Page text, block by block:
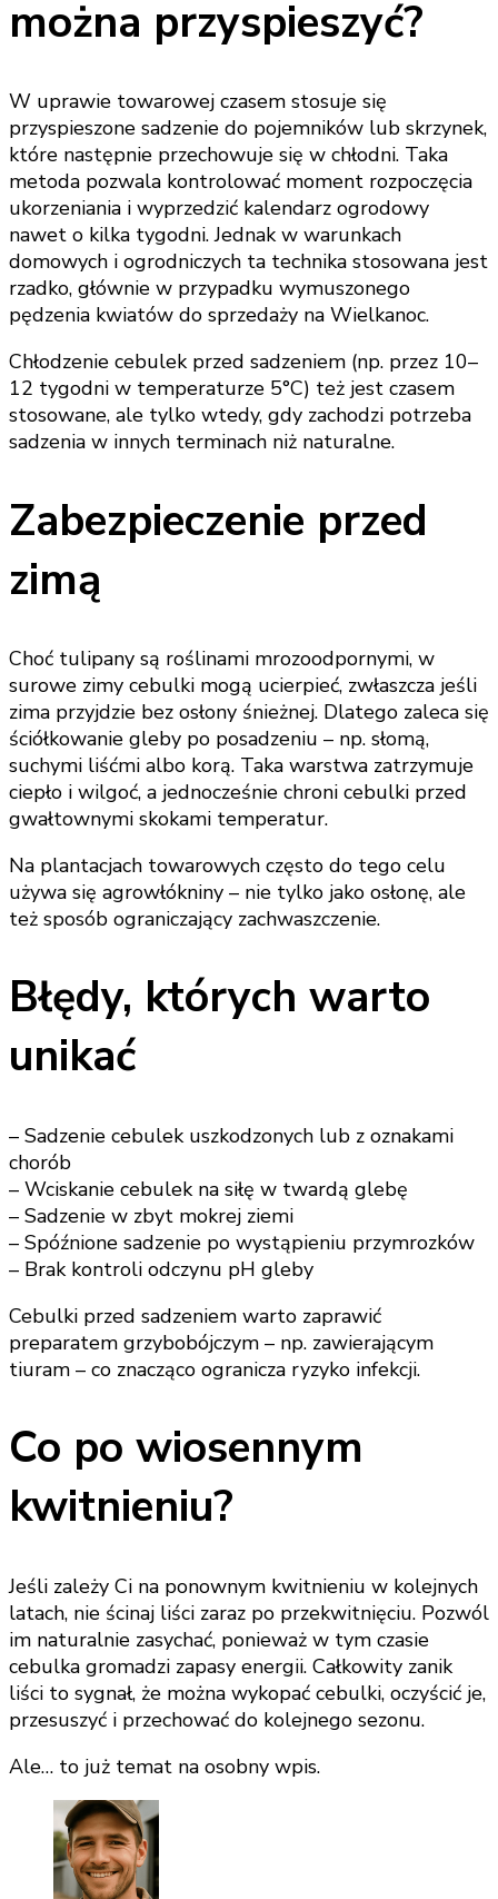
można przyspieszyć?
W uprawie towarowej czasem stosuje się
przyspieszone sadzenie do pojemników lub skrzynek,
które następnie przechowuje się w chłodni. Taka
metoda pozwala kontrolować moment rozpoczęcia
ukorzeniania i wyprzedzić kalendarz ogrodowy
nawet o kilka tygodni. Jednak w warunkach
domowych i ogrodniczych ta technika stosowana jest
rzadko, głównie w przypadku wymuszonego
pędzenia kwiatów do sprzedaży na Wielkanoc.
Chłodzenie cebulek przed sadzeniem (np. przez 10–
12 tygodni w temperaturze 5°C) też jest czasem
stosowane, ale tylko wtedy, gdy zachodzi potrzeba
sadzenia w innych terminach niż naturalne.
Zabezpieczenie przed
zimą
Choć tulipany są roślinami mrozoodpornymi, w
surowe zimy cebulki mogą ucierpieć, zwłaszcza jeśli
zima przyjdzie bez osłony śnieżnej. Dlatego zaleca się
ściółkowanie gleby po posadzeniu – np. słomą,
suchymi liśćmi albo korą. Taka warstwa zatrzymuje
ciepło i wilgoć, a jednocześnie chroni cebulki przed
gwałtownymi skokami temperatur.
Na plantacjach towarowych często do tego celu
używa się agrowłókniny – nie tylko jako osłonę, ale
też sposób ograniczający zachwaszczenie.
Błędy, których warto
unikać
– Sadzenie cebulek uszkodzonych lub z oznakami
chorób
– Wciskanie cebulek na siłę w twardą glebę
– Sadzenie w zbyt mokrej ziemi
– Spóźnione sadzenie po wystąpieniu przymrozków
– Brak kontroli odczynu pH gleby
Cebulki przed sadzeniem warto zaprawić
preparatem grzybobójczym – np. zawierającym
tiuram – co znacząco ogranicza ryzyko infekcji.
Co po wiosennym
kwitnieniu?
Jeśli zależy Ci na ponownym kwitnieniu w kolejnych
latach, nie ścinaj liści zaraz po przekwitnięciu. Pozwól
im naturalnie zasychać, ponieważ w tym czasie
cebulka gromadzi zapasy energii. Całkowity zanik
liści to sygnał, że można wykopać cebulki, oczyścić je,
przesuszyć i przechować do kolejnego sezonu.
Ale… to już temat na osobny wpis.